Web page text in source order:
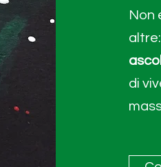
Non
altre:
di